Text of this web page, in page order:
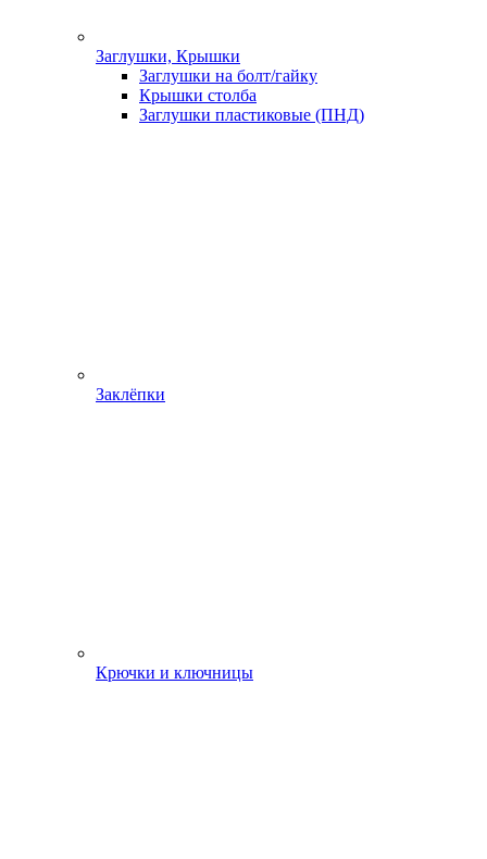
Заглушки, Крышки
Заглушки на болт/гайку
Крышки столба
Заглушки пластиковые (ПНД)
Заклёпки
Крючки и ключницы